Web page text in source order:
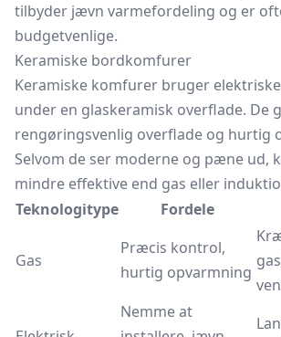
tilbyder jævn varmefordeling og er
budgetvenlige.
Keramiske bordkomfurer
Keramiske komfurer bruger
under en glaskeramisk overflade. De
rengøringsvenlig overflade og hurtig
Selvom de ser moderne og pæne ud,
mindre effektive end gas eller
Teknologitype
Fordele
Gas
Præcis kontrol,
hurtig opvarmning
Nemme at